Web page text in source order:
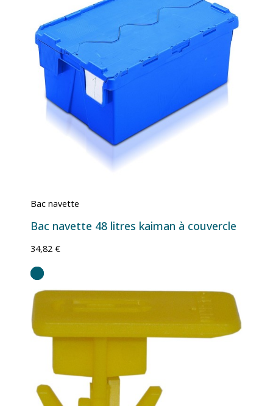
Bac navette
Bac navette 48 litres kaiman à couvercle
34,82 €